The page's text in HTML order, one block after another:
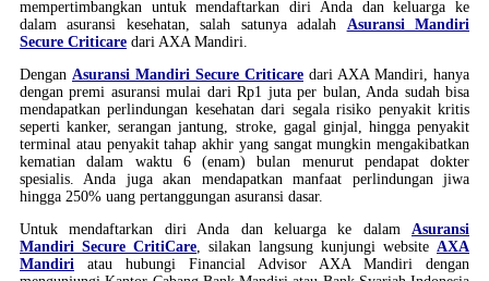
mempertimbangkan untuk mendaftarkan diri Anda dan keluarga ke
dalam asuransi kesehatan, salah satunya adalah Asuransi Mandiri
Secure Criticare dari AXA Mandiri.
Dengan Asuransi Mandiri Secure Criticare dari AXA Mandiri, hanya
dengan premi asuransi mulai dari Rp1 juta per bulan, Anda sudah bisa
mendapatkan perlindungan kesehatan dari segala risiko penyakit kritis
seperti kanker, serangan jantung, stroke, gagal ginjal, hingga penyakit
terminal atau penyakit tahap akhir yang sangat mungkin mengakibatkan
kematian dalam waktu 6 (enam) bulan menurut pendapat dokter
spesialis. Anda juga akan mendapatkan manfaat perlindungan jiwa
hingga 250% uang pertanggungan asuransi dasar.
Untuk mendaftarkan diri Anda dan keluarga ke dalam Asuransi
Mandiri Secure CritiCare , silakan langsung kunjungi website AXA
Mandiri atau hubungi Financial Advisor AXA Mandiri dengan